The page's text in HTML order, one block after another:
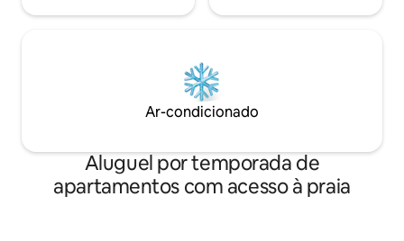
Ar-condicionado
Aluguel por temporada de
apartamentos com acesso à praia